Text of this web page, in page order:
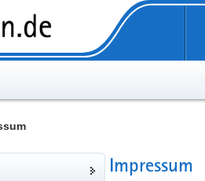
Impressum